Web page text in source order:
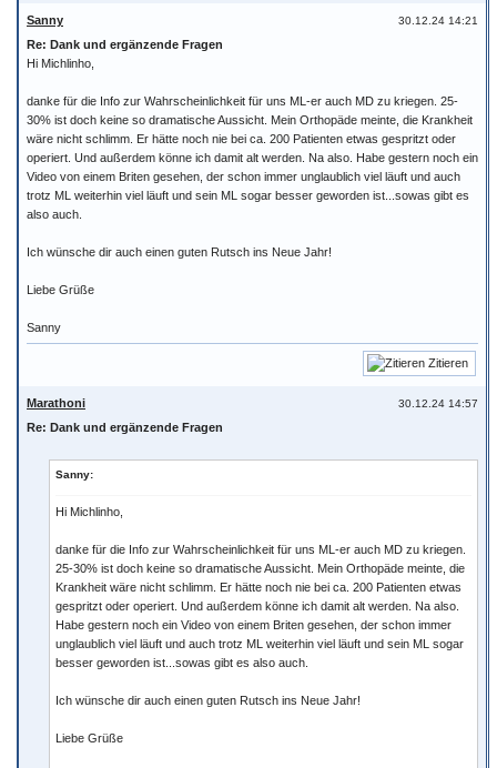
30.12.24 14:21
Sanny
Re: Dank und ergänzende Fragen
Hi Michlinho,
danke für die Info zur Wahrscheinlichkeit für uns ML-er auch MD zu kriegen. 25-
30% ist doch keine so dramatische Aussicht. Mein Orthopäde meinte, die Krankheit
wäre nicht schlimm. Er hätte noch nie bei ca. 200 Patienten etwas gespritzt oder
operiert. Und außerdem könne ich damit alt werden. Na also. Habe gestern noch ein
Video von einem Briten gesehen, der schon immer unglaublich viel läuft und auch
trotz ML weiterhin viel läuft und sein ML sogar besser geworden ist...sowas gibt es
also auch.
Ich wünsche dir auch einen guten Rutsch ins Neue Jahr!
Liebe Grüße
Sanny
Zitieren
30.12.24 14:57
Marathoni
Re: Dank und ergänzende Fragen
Sanny:
Hi Michlinho,
danke für die Info zur Wahrscheinlichkeit für uns ML-er auch MD zu kriegen.
25-30% ist doch keine so dramatische Aussicht. Mein Orthopäde meinte, die
Krankheit wäre nicht schlimm. Er hätte noch nie bei ca. 200 Patienten etwas
gespritzt oder operiert. Und außerdem könne ich damit alt werden. Na also.
Habe gestern noch ein Video von einem Briten gesehen, der schon immer
unglaublich viel läuft und auch trotz ML weiterhin viel läuft und sein ML sogar
besser geworden ist...sowas gibt es also auch.
Ich wünsche dir auch einen guten Rutsch ins Neue Jahr!
Liebe Grüße